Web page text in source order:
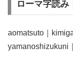
ローマ字読み
aomatsuto｜
yamanoshizukuni